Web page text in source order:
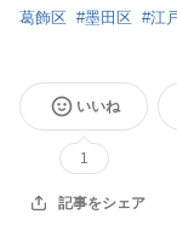
葛飾区 #墨田区 #江
いいね
1
記事をシェア